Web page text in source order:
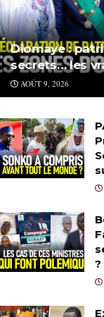
Diomaye :
secrets… les
AOÛT 9, 2026
?